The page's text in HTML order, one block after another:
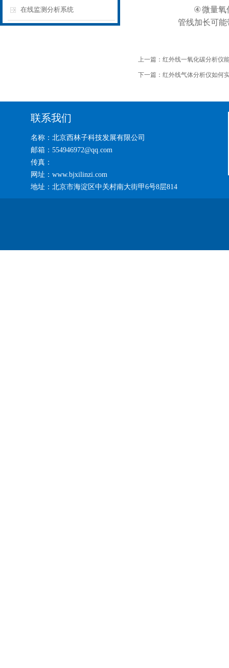
在线监测分析系统
④微量氧
管线加长可
上一篇： 红外线一氧化碳分析仪
下一篇： 红外线气体分析仪如何
联系我们
名称：北京西林子科技发展有限公司
邮箱：554946972@qq.com
传真：
网址：www.bjxilinzi.com
地址：北京市海淀区中关村南大街甲6号8层814